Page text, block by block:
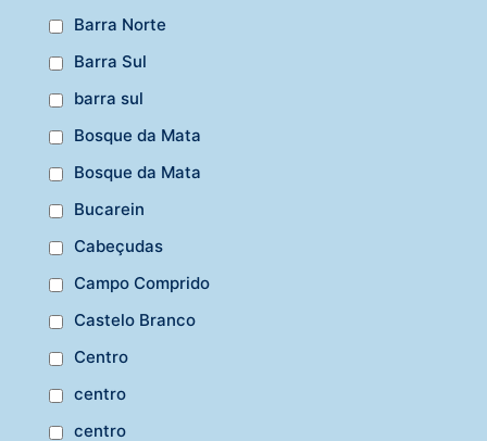
Barra Norte
Barra Sul
barra sul
Bosque da Mata
Bosque da Mata
Bucarein
Cabeçudas
Campo Comprido
Castelo Branco
Centro
centro
centro